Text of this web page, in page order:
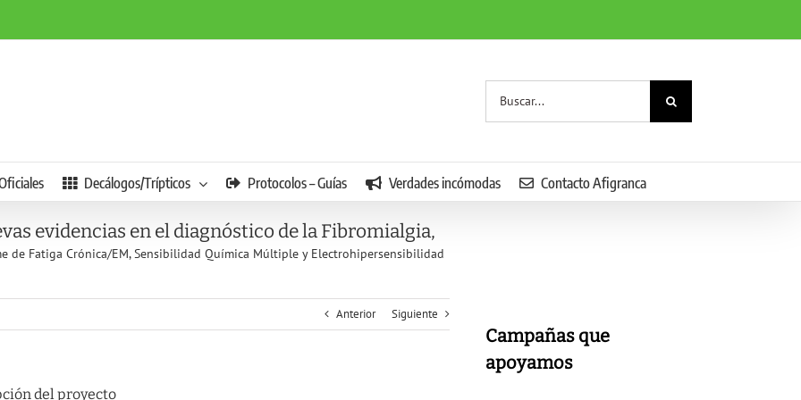
Decálogos/Trípticos Protocolos – Guías Verdades incómodas Contacto Afigranca
evidencias en el diagnóstico de la Fibromialgia,
de Fatiga Crónica/EM, Sensibilidad Química Múltiple y Electrohipersensibilidad
Anterior Siguiente
del proyecto
Campañas que
apoyamos